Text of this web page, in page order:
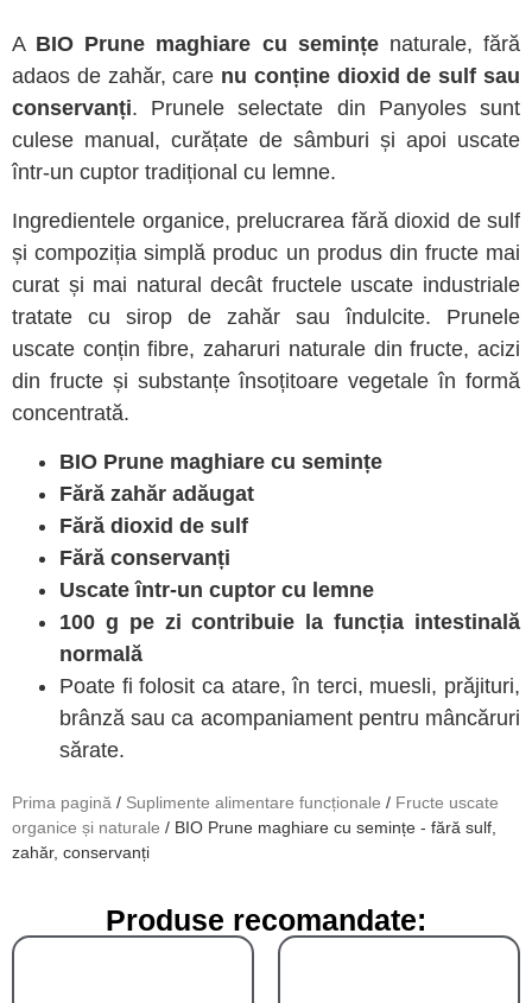
A BIO Prune maghiare cu semințenaturale, fără
adaos de zahăr, care nu conține dioxid de sulf sau
conservanți. Prunele selectate din Panyoles sunt
culese manual, curățate de sâmburi și apoi uscate
într-un cuptor tradițional cu lemne.
Ingredientele organice, prelucrarea fără dioxid de sulf
și compoziția simplă produc un produs din fructe mai
curat și mai natural decât fructele uscate industriale
tratate cu sirop de zahăr sau îndulcite. Prunele
uscate conțin fibre, zaharuri naturale din fructe, acizi
din fructe și substanțe însoțitoare vegetale în formă
concentrată.
BIO Prune maghiare cu semințe
Fără zahăr adăugat
Fără dioxid de sulf
Fără conservanți
Uscate într-un cuptor cu lemne
100 g pe zi contribuie la funcția intestinală
normală
Poate fi folosit ca atare, în terci, muesli, prăjituri,
brânză sau ca acompaniament pentru mâncăruri
sărate.
Prima pagină / Suplimente alimentare funcționale / Fructe uscate
organice și naturale / BIO Prune maghiare cu semințe - fără sulf,
zahăr, conservanți
Produse recomandate: